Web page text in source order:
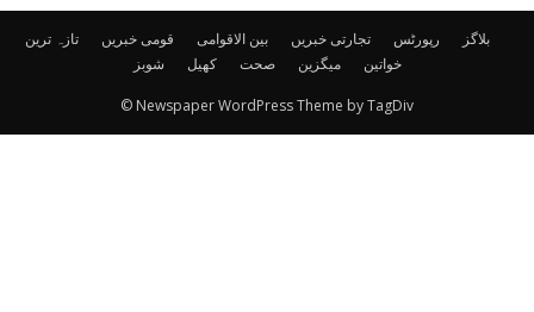
تازہ ترین قومی خبریں بین الاقوامی تجارتی خبریں رپورٹس
بلاگز
شوبز
کھیل صحت میگزین خواتین
© Newspaper WordPress Theme by TagDiv